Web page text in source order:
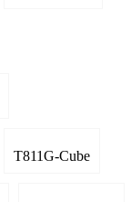
T811G-Cube